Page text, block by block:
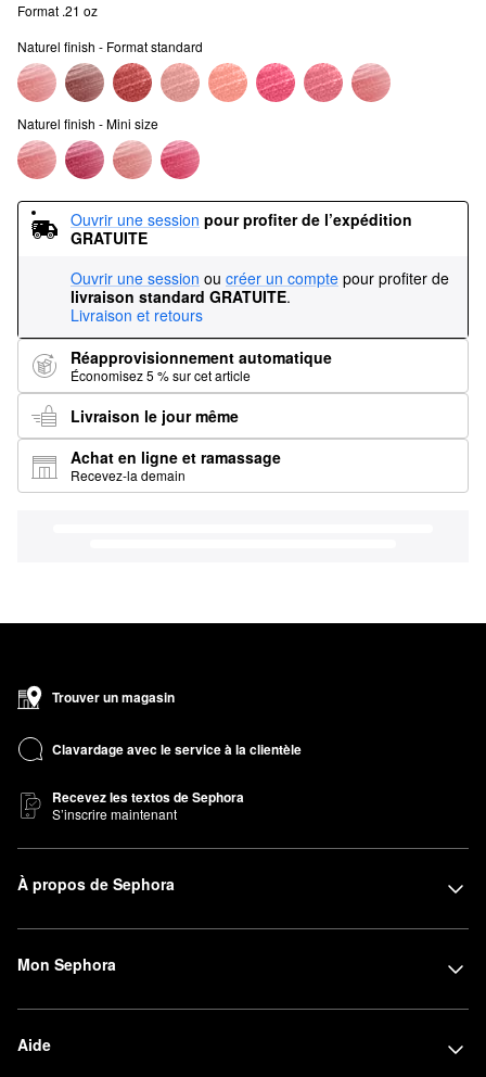
Format .21 oz
Naturel finish - Format standard
Naturel finish - Mini size
Ouvrir une session pour profiter de l’expédition
GRATUITE
Ouvrir une session ou créer un compte pour profiter de
livraison standard GRATUITE.
Livraison et retours
Réapprovisionnement automatique
Économisez 5 % sur cet article
Livraison le jour même
Achat en ligne et ramassage
Recevez-la demain
Trouver un magasin
Clavardage avec le service à la clientèle
Recevez les textos de Sephora
S’inscrire maintenant
À propos de Sephora
Mon Sephora
Aide